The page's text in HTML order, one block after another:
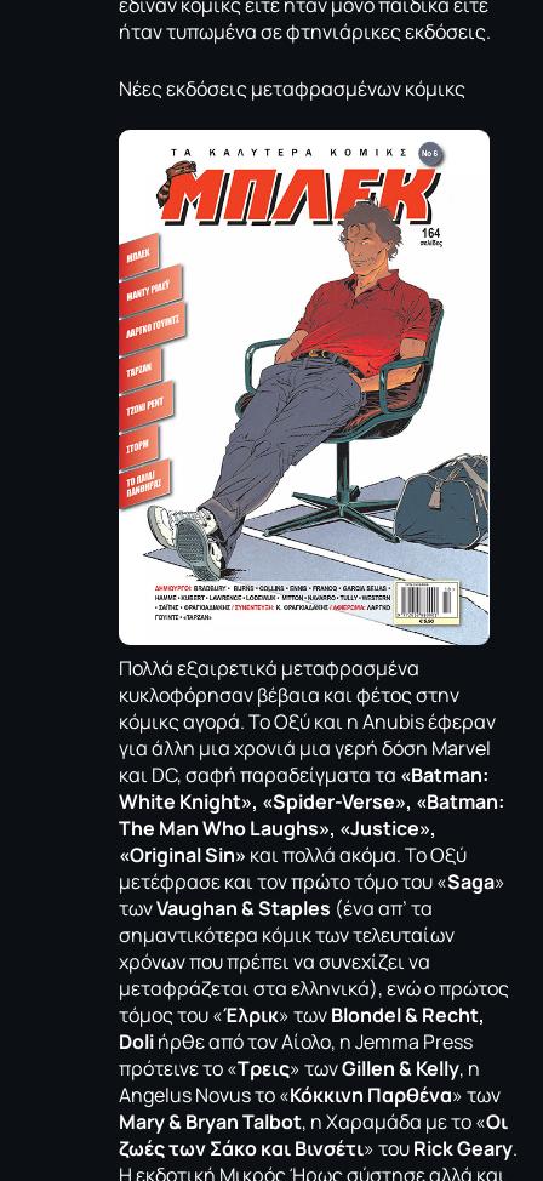
ήταν τυπωμένα σε φτηνιάρικες εκδόσεις.
Νέες εκδόσεις μεταφρασμένων κόμικς
Πολλά εξαιρετικά μεταφρασμένα
κυκλοφόρησαν βέβαια και φέτος στην
κόμικς αγορά. Το Οξύ και η Anubis έφεραν
για άλλη μια χρονιά μια γερή δόση Marvel
και DC, σαφή παραδείγματα τα «Batman:
White Knight», «Spider-Verse», «Batman:
The Man Who Laughs», «Justice»,
«Original Sin» και πολλά ακόμα. Το Οξύ
μετέφρασε και τον πρώτο τόμο του «Saga»
τωνVaughan & Staples (ένα απ’ τα
σημαντικότερα κόμικ των τελευταίων
χρόνων που πρέπει να συνεχίζει να
μεταφράζεται στα ελληνικά), ενώ ο πρώτος
τόμος του «Έλρικ» τωνBlondel & Recht,
Doliήρθε από τον Αίολο, η Jemma Press
πρότεινε το «Τρεις» τωνGillen & Kelly, η
Angelus Novus το «Κόκκινη Παρθένα» των
Mary & Bryan Talbot, η Χαραμάδα με το «Οι
ζωές των Σάκο και Βινσέτι» τουRick Geary.
Η εκδοτική Μικρός Ήρως σύστησε αλλά και